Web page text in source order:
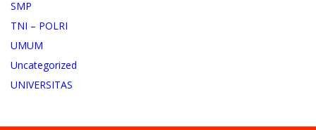
SMP
TNI – POLRI
UMUM
Uncategorized
UNIVERSITAS